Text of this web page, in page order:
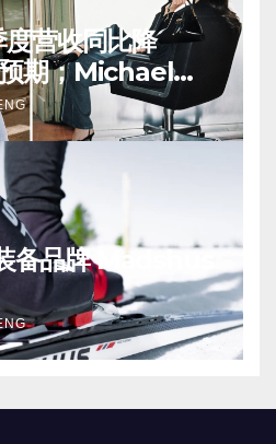
营收同比降
期；Michael
持续向好
备品牌 Madshus